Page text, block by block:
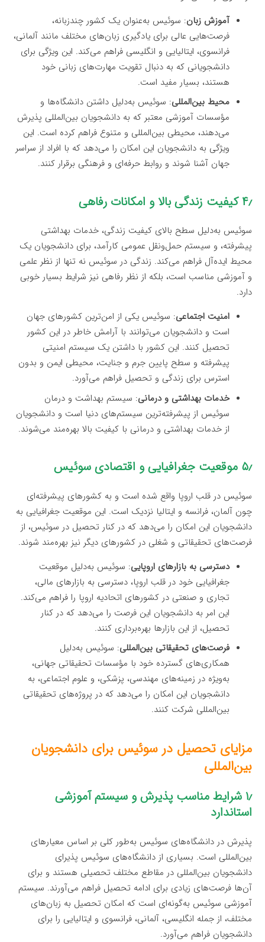
آموزش زبان: سوئیس به‌عنوان یک کشور چندزبانه،
فرصت‌هایی عالی برای یادگیری زبان‌های مختلف مانند آلمانی،
فرانسوی، ایتالیایی و انگلیسی فراهم می‌کند. این ویژگی برای
دانشجویانی که به دنبال تقویت مهارت‌های زبانی خود
هستند، بسیار مفید است.
محیط بین‌المللی: سوئیس به‌دلیل داشتن دانشگاه‌ها و
مؤسسات آموزشی معتبر که به دانشجویان بین‌المللی پذیرش
می‌دهند، محیطی بین‌المللی و متنوع فراهم کرده است. این
ویژگی به دانشجویان این امکان را می‌دهد که با افراد از سراسر
جهان آشنا شوند و روابط حرفه‌ای و فرهنگی برقرار کنند.
۴٫ کیفیت زندگی بالا و امکانات رفاهی
سوئیس به‌دلیل سطح بالای کیفیت زندگی، خدمات بهداشتی
پیشرفته، و سیستم حمل‌ونقل عمومی کارآمد، برای دانشجویان یک
محیط ایده‌آل فراهم می‌کند. زندگی در سوئیس نه تنها از نظر علمی
و آموزشی مناسب است، بلکه از نظر رفاهی نیز شرایط بسیار خوبی
دارد.
امنیت اجتماعی: سوئیس یکی از امن‌ترین کشورهای جهان
است و دانشجویان می‌توانند با آرامش خاطر در این کشور
تحصیل کنند. این کشور با داشتن یک سیستم امنیتی
پیشرفته و سطح پایین جرم و جنایت، محیطی ایمن و بدون
استرس برای زندگی و تحصیل فراهم می‌آورد.
خدمات بهداشتی و درمانی: سیستم بهداشت و درمان
سوئیس از پیشرفته‌ترین سیستم‌های دنیا است و دانشجویان
از خدمات بهداشتی و درمانی با کیفیت بالا بهره‌مند می‌شوند.
۵٫ موقعیت جغرافیایی و اقتصادی سوئیس
سوئیس در قلب اروپا واقع شده است و به کشورهای پیشرفته‌ای
چون آلمان، فرانسه و ایتالیا نزدیک است. این موقعیت جغرافیایی به
دانشجویان این امکان را می‌دهد که در کنار تحصیل در سوئیس، از
فرصت‌های تحقیقاتی و شغلی در کشورهای دیگر نیز بهره‌مند شوند.
دسترسی به بازارهای اروپایی: سوئیس به‌دلیل موقعیت
جغرافیایی خود در قلب اروپا، دسترسی به بازارهای مالی،
تجاری و صنعتی در کشورهای اتحادیه اروپا را فراهم می‌کند.
این امر به دانشجویان این فرصت را می‌دهد که در کنار
تحصیل، از این بازارها بهره‌برداری کنند.
فرصت‌های تحقیقاتی بین‌المللی: سوئیس به‌دلیل
همکاری‌های گسترده خود با مؤسسات تحقیقاتی جهانی،
به‌ویژه در زمینه‌های مهندسی، پزشکی، و علوم اجتماعی، به
دانشجویان این امکان را می‌دهد که در پروژه‌های تحقیقاتی
بین‌المللی شرکت کنند.
مزایای تحصیل در سوئیس برای دانشجویان
بین‌المللی
۱٫ شرایط مناسب پذیرش و سیستم آموزشی
استاندارد
پذیرش در دانشگاه‌های سوئیس به‌طور کلی بر اساس معیارهای
بین‌المللی است. بسیاری از دانشگاه‌های سوئیس پذیرای
دانشجویان بین‌المللی در مقاطع مختلف تحصیلی هستند و برای
آن‌ها فرصت‌های زیادی برای ادامه تحصیل فراهم می‌آورند. سیستم
آموزشی سوئیس به‌گونه‌ای است که امکان تحصیل به زبان‌های
مختلف، از جمله انگلیسی، آلمانی، فرانسوی و ایتالیایی را برای
دانشجویان فراهم می‌آورد.